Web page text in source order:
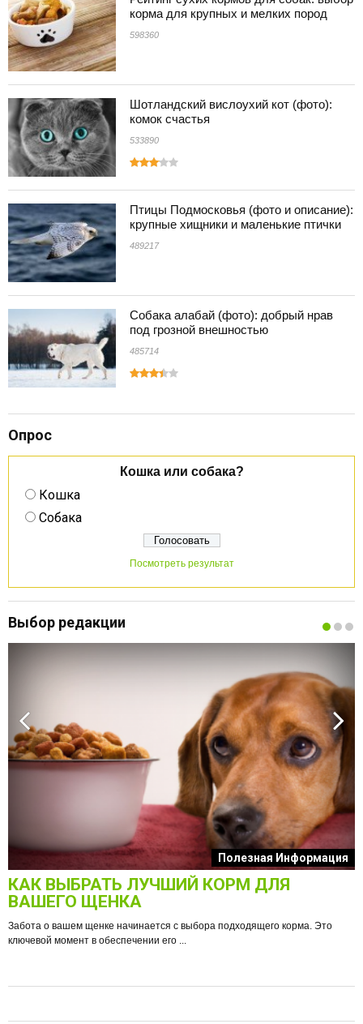
корма для крупных и мелких пород
598360
Шотландский вислоухий кот (фото):
комок счастья
533890
Птицы Подмосковья (фото и описание):
крупные хищники и маленькие птички
489217
Собака алабай (фото): добрый нрав
под грозной внешностью
485714
Опрос
Кошка или собака?
Кошка
Собака
Посмотреть результат
Выбор редакции
Полезная Информация
КАК ВЫБРАТЬ ЛУЧШИЙ КОРМ ДЛЯ
ВАШЕГО ЩЕНКА
Забота о вашем щенке начинается с выбора подходящего корма. Это
ключевой момент в обеспечении его ...